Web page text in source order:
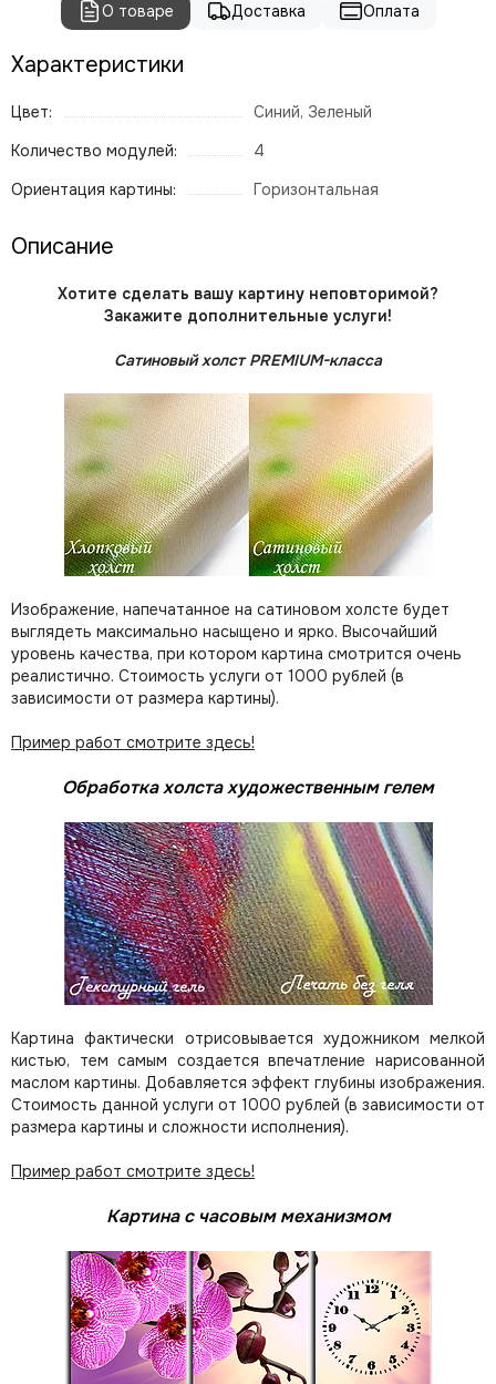
О товаре Доставка Оплата
Характеристики
Цвет:
Синий, Зеленый
Количество модулей:
4
Ориентация картины:
Горизонтальная
Описание
Хотите сделать вашу картину неповторимой?
Закажите дополнительные услуги!
Сатиновый холст PREMIUM-класса
Изображение, напечатанное на сатиновом холсте будет
выглядеть максимально насыщено и ярко. Высочайший
уровень качества, при котором картина смотрится очень
реалистично. Стоимость услуги от 1000 рублей (в
зависимости от размера картины).
Пример работ смотрите здесь!
Обработка холста художественным гелем
Картина фактически отрисовывается художником мелкой
кистью, тем самым создается впечатление нарисованной
маслом картины. Добавляется эффект глубины изображения.
Стоимость данной услуги от 1000 рублей (в зависимости от
размера картины и сложности исполнения).
Пример работ смотрите здесь!
Картина с часовым механизмом